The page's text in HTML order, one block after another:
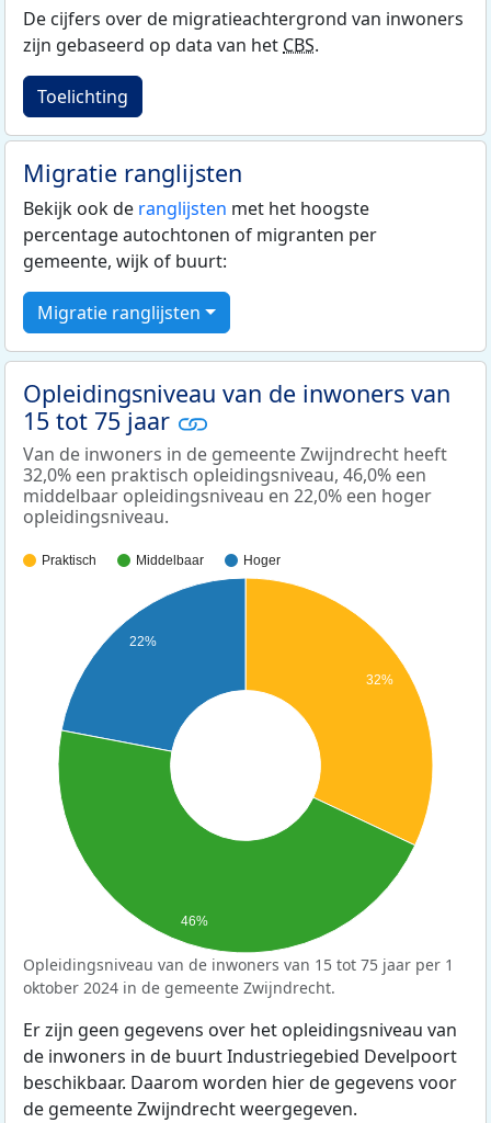
De cijfers over de migratieachtergrond van inwoners
zijn gebaseerd op data van het CBS.
Toelichting
Migratie ranglijsten
Bekijk ook de ranglijsten met het hoogste
percentage autochtonen of migranten per
gemeente, wijk of buurt:
Migratie ranglijsten
Opleidingsniveau van de inwoners van
15 tot 75 jaar
Van de inwoners in de gemeente Zwijndrecht heeft
32,0% een praktisch opleidingsniveau, 46,0% een
middelbaar opleidingsniveau en 22,0% een hoger
opleidingsniveau.
Praktisch Middelbaar Hoger
32%
22%
46%
Opleidingsniveau van de inwoners van 15 tot 75 jaar per 1
oktober 2024 in de gemeente Zwijndrecht.
Er zijn geen gegevens over het opleidingsniveau van
de inwoners in de buurt Industriegebied Develpoort
beschikbaar. Daarom worden hier de gegevens voor
de gemeente Zwijndrecht weergegeven.